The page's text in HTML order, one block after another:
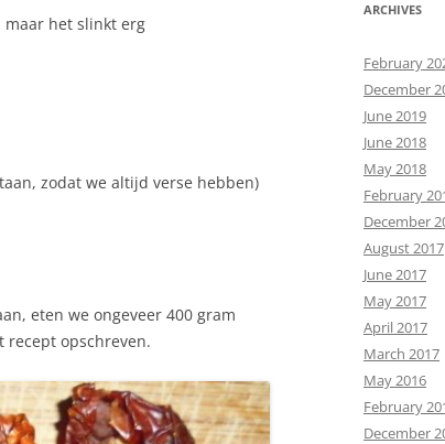
maar het slinkt erg
zodat we altijd verse hebben)
eten we ongeveer 400 gram
recept opschreven.
ARCHIVES
February
December
June 2019
June 2018
May 2018
February
December
August 2017
June 2017
May 2017
April 2017
March 2017
May 2016
February
December